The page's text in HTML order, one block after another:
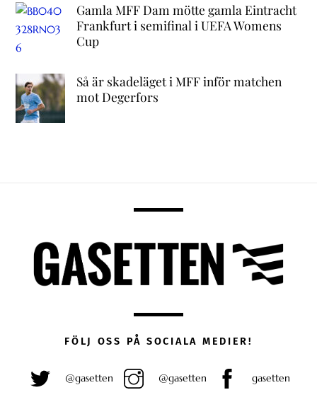
Gamla MFF Dam mötte gamla Eintracht
Frankfurt i semifinal i UEFA Womens
Cup
Så är skadeläget i MFF inför matchen
mot Degerfors
FÖLJ OSS PÅ SOCIALA MEDIER!
@gasetten @gasetten gasetten